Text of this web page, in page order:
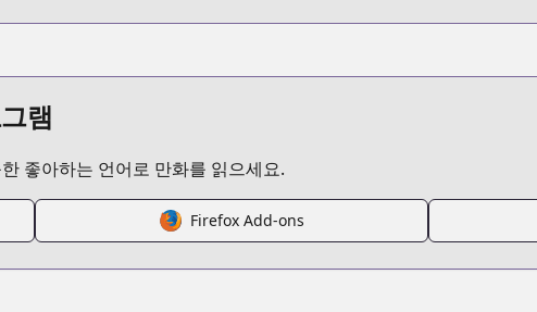
램
좋아하는 언어로 만화를 읽으세요.
Firefox Add-ons